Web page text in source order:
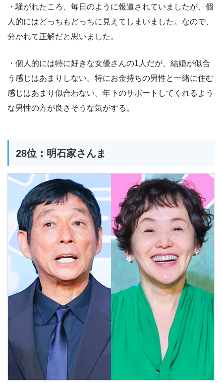
・騒がれたころ、毎日のように報道されていましたが、個
人的にはどっちもどっちに見えてしまいました。なので、
分かれて正解だと思いました。
・個人的には特に好きな女優さんの1人だが、結婚が似合
う感じはあまりしない。特にお金持ちの男性と一緒に住む
感じはあまり似合わない。年下のサポートしてくれるよう
な男性の方が良さそうな気がする。
28位：明石家さんま